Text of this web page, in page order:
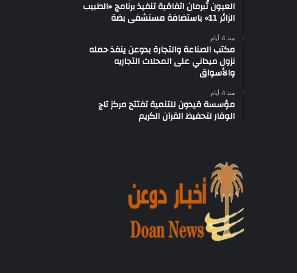
العيون تُبرمان اتفاقية تنفيذ برنامج «الطبيب
الزائر 11» باستضافة مستشفى بضة
منذ 4 أيام
مكتب الصناعة والتجارة بدوعن ينفذ حمله
نزول ميداني على المحلات التجاريه
والأسواق
منذ 4 أيام
مؤسسة قيدون للتنمية تفتتح مركز تاج
الوقار لتحفيظ القرآن الكريم